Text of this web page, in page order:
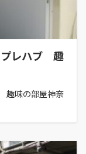
レハブ 趣
味の部屋神奈